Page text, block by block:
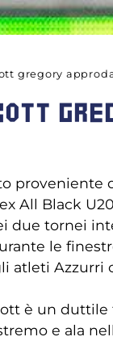
gregory
proveniente
All Black U20
due tornei
le
atleti Azzurri
è un
e ala